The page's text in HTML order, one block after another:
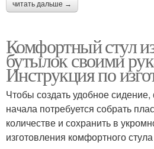
читать дальше →
Комфортный стул
бутылок своими
Инструкция по
Чтобы создать удобное сидение,
начала потребуется собрать
количестве и сохранить в
изготовления комфортного